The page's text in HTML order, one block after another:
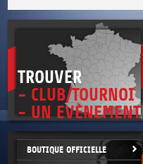
TROUVER
- CLUB/TOURNOI
- UN EVÈNEMENT
BOUTIQUE OFFICIELLE